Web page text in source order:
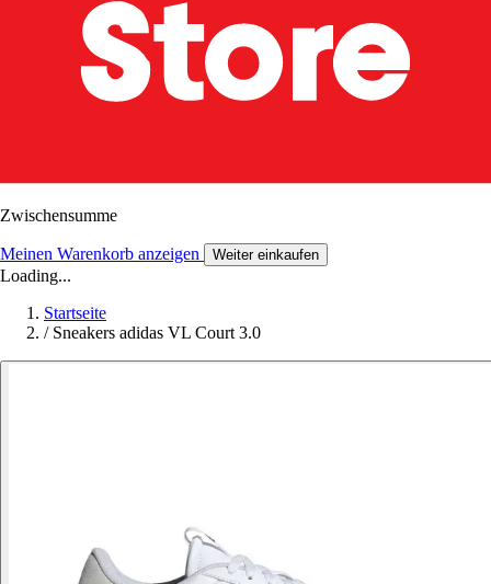
Zwischensumme
Meinen Warenkorb anzeigen Weiter einkaufen
Loading...
Startseite
/ Sneakers adidas VL Court 3.0